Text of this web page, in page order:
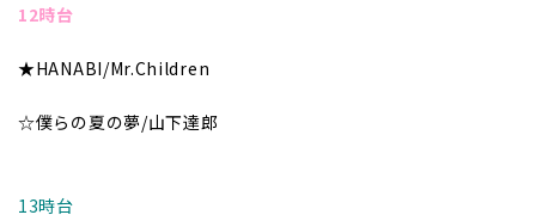
12時台
★HANABI/Mr.Children
☆僕らの夏の夢/山下達郎
13時台